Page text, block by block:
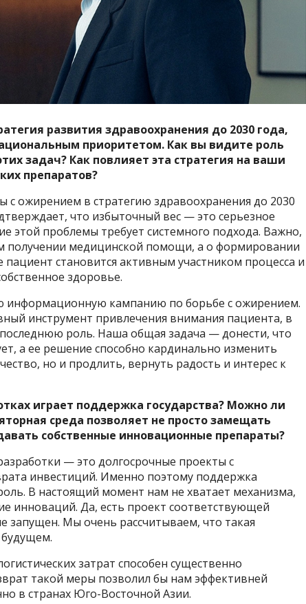
развития здравоохранения до 2030 года,
приоритетом. Как вы видите роль
задач? Как повлияет эта стратегия на ваши
препаратов?
с ожирением в стратегию здравоохранения до 2030
что избыточный вес — это серьезное
этой проблемы требует системного подхода. Важно,
получении медицинской помощи, а о формировании
становится активным участником процесса и
здоровье.
информационную кампанию по борьбе с ожирением.
инструмент привлечения внимания пациента, в
роль. Наша общая задача — донести, что
а ее решение способно кардинально изменить
но и продлить, вернуть радость и интерес к
играет поддержка государства? Можно ли
среда позволяет не просто замещать
собственные инновационные препараты?
— это долгосрочные проекты с
инвестиций. Именно поэтому поддержка
В настоящий момент нам не хватает механизма,
инноваций. Да, есть проект соответствующей
запущен. Мы очень рассчитываем, что такая
затрат способен существенно
такой меры позволил бы нам эффективней
в странах Юго-Восточной Азии.